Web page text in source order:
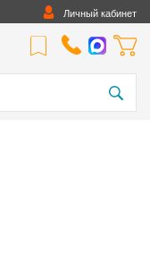
Личный кабинет